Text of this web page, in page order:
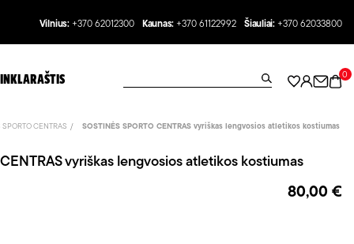
Vilnius: +370 62012300 Kaunas: +370 61122992 Šiauliai: +370 62033800
0
CENTRAS SOSTINĖS SPORTO CENTRAS vyriškas lengvosios atletikos kostiumas
vyriškas lengvosios atletikos kostiumas
80,00 €